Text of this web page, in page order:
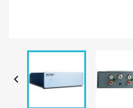
